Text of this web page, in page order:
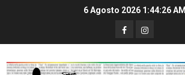
6 Agosto 2026 1:44:26 AM